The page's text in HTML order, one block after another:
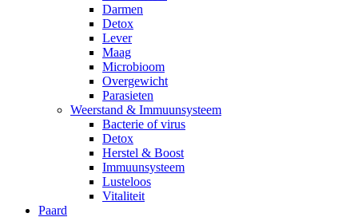
Darmen
Detox
Lever
Maag
Microbioom
Overgewicht
Parasieten
Weerstand & Immuunsysteem
Bacterie of virus
Detox
Herstel & Boost
Immuunsysteem
Lusteloos
Vitaliteit
Paard